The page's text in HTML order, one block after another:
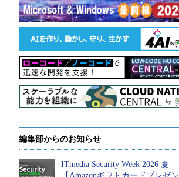
編集部からのお知らせ
ITmedia Security Week 2026 夏